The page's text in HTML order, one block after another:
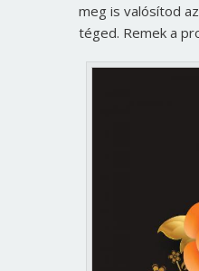
meg is valósítod
téged. Remek a